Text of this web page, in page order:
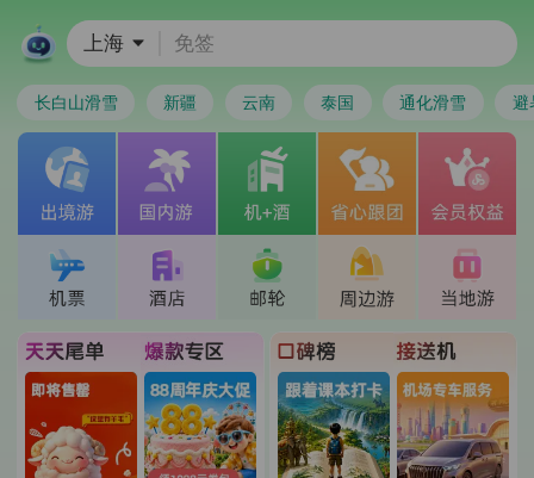
上海 免签
长白山滑雪 新疆 云南 泰国 通化滑雪 避